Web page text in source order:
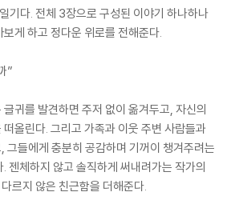
기다. 전체 3장으로 구성된 이야기 하나하나
게 하고 정다운 위로를 전해준다.
”
귀를 발견하면 주저 없이 옮겨두고, 자신의
올린다. 그리고 가족과 이웃 주변 사람들과
그들에게 충분히 공감하며 기꺼이 챙겨주려는
젠체하지 않고 솔직하게 써내려가는 작가의
르지 않은 친근함을 더해준다.